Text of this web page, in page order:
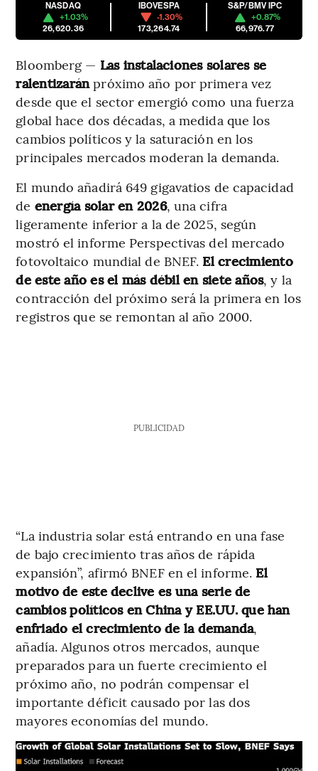
NASDAQ
+1.03%
26,620.36
IBOVESPA
-1.30%
173,264.74
S&P/BMV IPC
+0.87%
66,976.77
Bloomberg — Las instalaciones solares se
ralentizaránpróximo año por primera vez
desde que el sector emergió como una fuerza
global hace dos décadas, a medida que los
cambios políticos y la saturación en los
principales mercados moderan la demanda.
El mundo añadirá 649 gigavatios de capacidad
de energía solar en 2026, una cifra
ligeramente inferior a la de 2025, según
mostró el informe Perspectivas del mercado
fotovoltaico mundial de BNEF. El crecimiento
de este año es el más débil en siete años, y la
contracción del próximo será la primera en los
registros que se remontan al año 2000.
PUBLICIDAD
“La industria solar está entrando en una fase
de bajo crecimiento tras años de rápida
expansión”, afirmó BNEF en el informe. El
motivo de este declive es una serie de
cambios políticos en China y EE.UU. que han
enfriado el crecimiento de la demanda,
añadía. Algunos otros mercados, aunque
preparados para un fuerte crecimiento el
próximo año, no podrán compensar el
importante déficit causado por las dos
mayores economías del mundo.